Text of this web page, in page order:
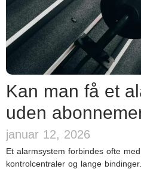
Kan man få et
uden
januar 12, 2026
Et alarmsystem forbindes ofte
kontrolcentraler og lange